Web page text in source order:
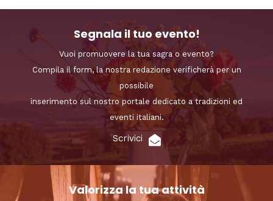
Segnala il tuo evento!
Vuoi promuovere la tua sagra o evento?
Compila il form, la nostra redazione verificherà per un
possibile
inserimento sul nostro portale dedicato a tradizioni ed
eventi italiani.
Scrivici
Valorizza la tua attività